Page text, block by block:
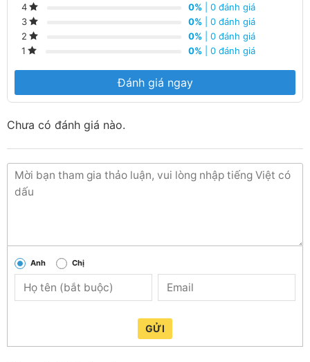
4
0% | 0 đánh giá
3
0% | 0 đánh giá
2
0% | 0 đánh giá
1
0% | 0 đánh giá
Đánh giá ngay
Chưa có đánh giá nào.
Anh Chị
GỬI